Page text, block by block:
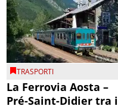
TRASPORTI
La Ferrovia Aosta –
Pré-Saint-Didier tra i